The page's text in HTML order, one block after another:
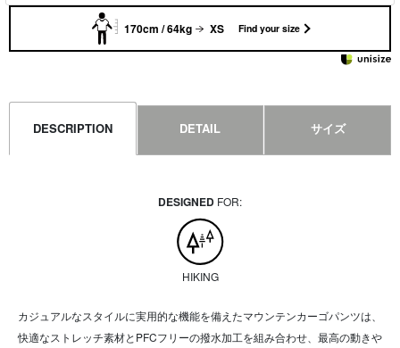
170cm / 64kg XS Find your size
DESCRIPTION DETAIL サイズ
DESIGNED FOR:
HIKING
カジュアルなスタイルに実用的な機能を備えたマウンテンカーゴパンツは、
快適なストレッチ素材とPFCフリーの撥水加工を組み合わせ、最高の動きや